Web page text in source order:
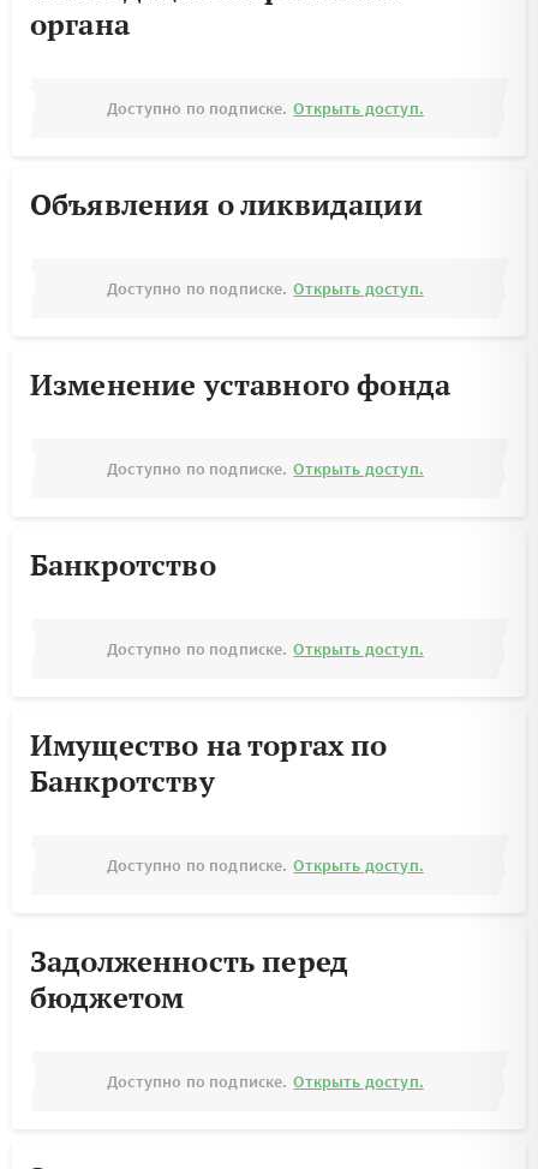
органа
Доступно по подписке. Открыть доступ.
Объявления о ликвидации
Доступно по подписке. Открыть доступ.
Изменение уставного фонда
Доступно по подписке. Открыть доступ.
Банкротство
Доступно по подписке. Открыть доступ.
Имущество на торгах по
Банкротству
Доступно по подписке. Открыть доступ.
Задолженность перед
бюджетом
Доступно по подписке. Открыть доступ.